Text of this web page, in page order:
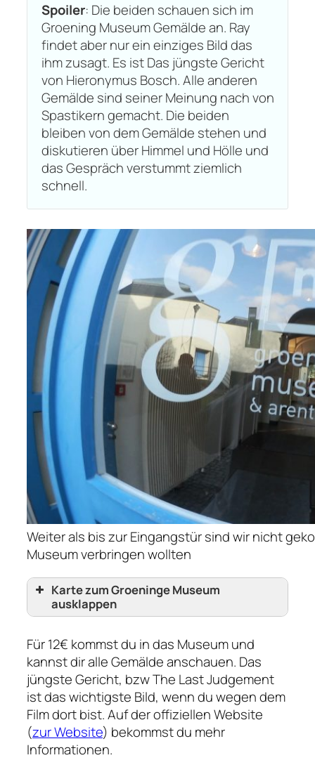
Standort der Basilica
Scanne den Qr Code oder klicke ihn an,
um den exakten Standort der Basilica
direkt bei Google Maps angezeigt zu
bekommen.
Spoiler: Die beiden schauen sich im
Groening Museum Gemälde an. Ray
findet aber nur ein einziges Bild das
ihm zusagt. Es istDas jüngste Gericht
von Hieronymus Bosch. Alle anderen
Gemälde sind seiner Meinung nach von
Spastikern gemacht. Die beiden
bleiben von dem Gemälde stehen und
diskutieren über Himmel und Hölle und
das Gespräch verstummt ziemlich
schnell.
Weiter als bis zur Eingangstür sind wir nicht
Museum verbringen wollten
Karte zum Groeninge Museum
ausklappen
Für 12€ kommst du in das Museum und
kannst dir alle Gemälde anschauen. Das
jüngste Gericht, bzwThe Last Judgement
ist das wichtigste Bild, wenn du wegen dem
Film dort bist. Auf der offiziellen Website
(zur Website) bekommst du mehr
Informationen.